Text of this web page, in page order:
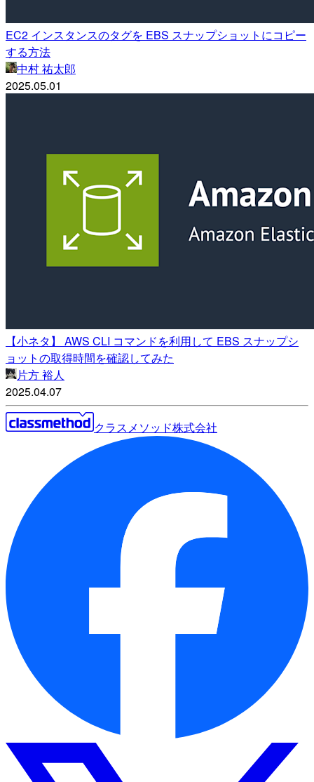
EC2 インスタンスのタグを EBS スナップショットにコピー
する方法
中村 祐太郎
2025.05.01
【小ネタ】 AWS CLI コマンドを利用して EBS スナップシ
ョットの取得時間を確認してみた
片方 裕人
2025.04.07
クラスメソッド株式会社